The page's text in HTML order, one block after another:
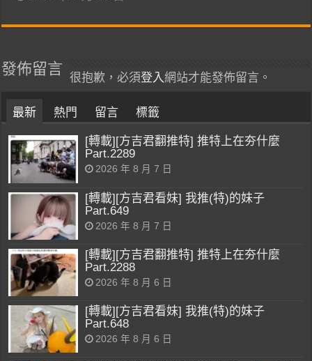
發佈留言
很抱歉，必須登入網站才能發佈留言。
最新 熱門 留言 標籤
[轉載][方吉君翻推特] 推特上在夯什麼
Part.2289
2026 年 8 月 7 日
[轉載][方吉君看妹] 我推(特)的妹子
Part.649
2026 年 8 月 7 日
[轉載][方吉君翻推特] 推特上在夯什麼
Part.2288
2026 年 8 月 6 日
[轉載][方吉君看妹] 我推(特)的妹子
Part.648
2026 年 8 月 6 日